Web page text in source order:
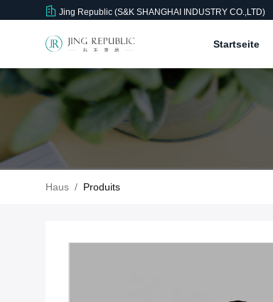
Jing Republic (S&K SHANGHAI INDUSTRY CO.,LTD)
Startseite
Haus / Produits